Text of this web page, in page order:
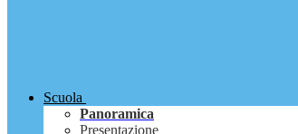
Scuola
Panoramica
Presentazione